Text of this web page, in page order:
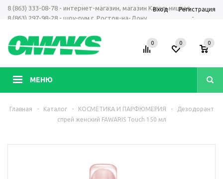
8 (863) 333-08-78 - интернет-магазин, магазин Кагальницкая
8 (863) 297-98-28 - шоу-рум г. Ростов-на-Дону
-
Вход Регистрация
МЕНЮ
0 0 0
Главная - Каталог - КОСМЕТИКА И ПАРФЮМЕРИЯ -
Дезодорант
спрей женский FAWARIS Touch 150 мл